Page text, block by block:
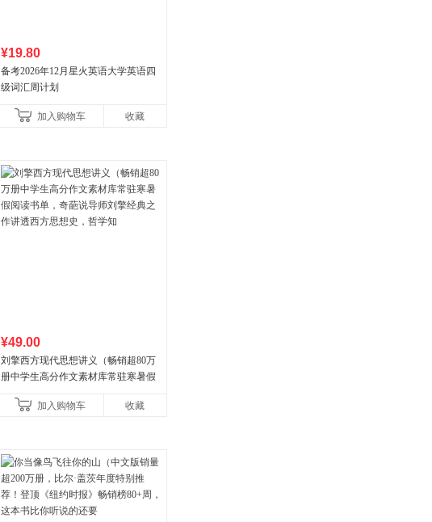
¥19.80
备考2026年12月星火英语大学英语四
级词汇周计划
加入购物车 收藏
¥49.00
刘擎西方现代思想讲义（畅销超80万
册中学生高分作文素材库常驻寒暑假
讲透西方思想史，哲学知
加入购物车 收藏